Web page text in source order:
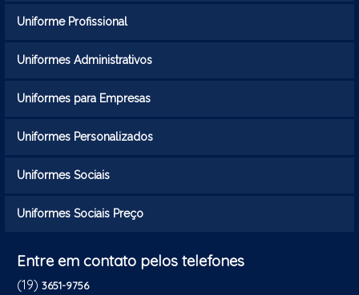
Uniforme Profissional
Uniformes Administrativos
Uniformes para Empresas
Uniformes Personalizados
Uniformes Sociais
Uniformes Sociais Preço
Entre em contato pelos telefones
(19) 3651-9756